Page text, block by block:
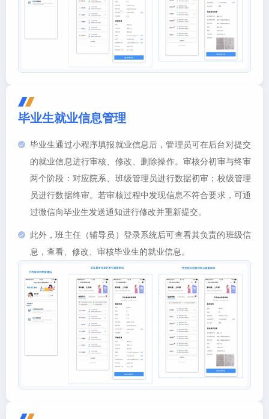
毕业生就业信息管理
毕业生通过小程序填报就业信息后，管理员可在后台对提交
的就业信息进行审核、修改、删除操作。审核分初审与终审
两个阶段：对应院系、班级管理员进行数据初审；校级管理
员进行数据终审。若审核过程中发现信息不符合要求，可通
过微信向毕业生发送通知进行修改并重新提交。
此外，班主任（辅导员）登录系统后可查看其负责的班级信
息，查看、修改、审核毕业生的就业信息。